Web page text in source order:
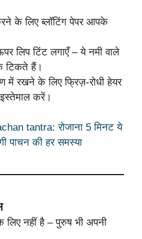
के लिए ब्लॉटिंग पेपर आपके
लिप टिंट लगाएँ – ये नमी वाले
टिकते हैं।
में रखने के लिए फ्रिज़-रोधी हेयर
करें।
tantra: रोजाना 5 मिनट ये
पाचन की हर समस्या
नहीं है – पुरुष भी अपनी